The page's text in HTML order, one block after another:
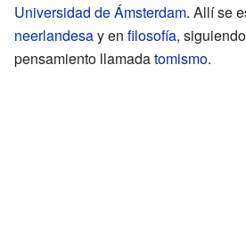
Universidad de Ámsterdam. Allí se
neerlandesay en filosofía,
pensamiento llamadatomismo.